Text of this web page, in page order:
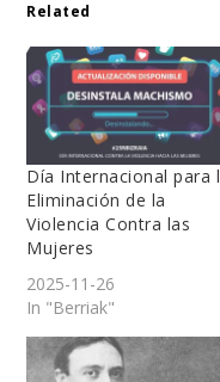
Related
Día Internacional para
Eliminación de la
Violencia Contra las
Mujeres
2025-11-26
In "Berriak"